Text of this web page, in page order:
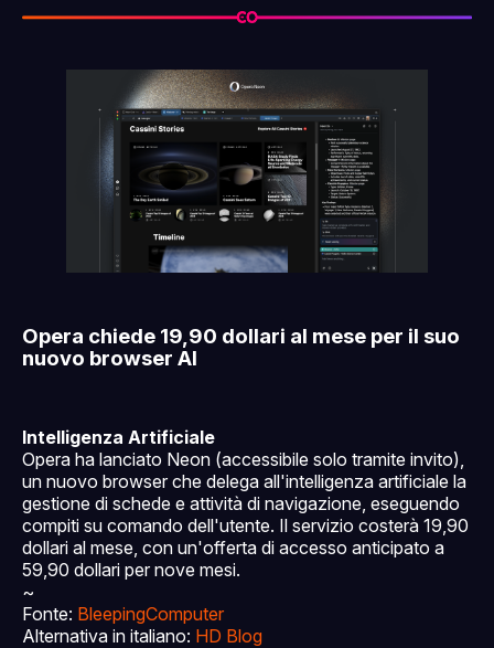
Opera chiede 19,90 dollari al mese per il suo
nuovo browser AI
Intelligenza Artificiale
Opera ha lanciato Neon (accessibile solo tramite invito),
un nuovo browser che delega all'intelligenza artificiale la
gestione di schede e attività di navigazione, eseguendo
compiti su comando dell'utente. Il servizio costerà 19,90
dollari al mese, con un'offerta di accesso anticipato a
59,90 dollari per nove mesi.
~
Fonte: BleepingComputer
Alternativa in italiano: HD Blog